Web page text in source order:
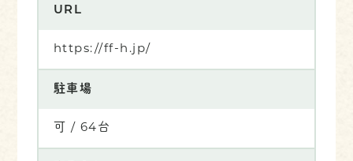
URL
https://ff-h.jp/
駐車場
可 / 64台